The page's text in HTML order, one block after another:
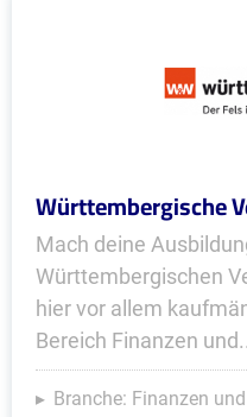
Württembergische
Mach deine
Württembergischen
hier vor allem
Bereich Finanzen
Branche: Finanzen